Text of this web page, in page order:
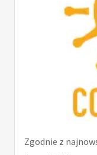
Zgodnie z